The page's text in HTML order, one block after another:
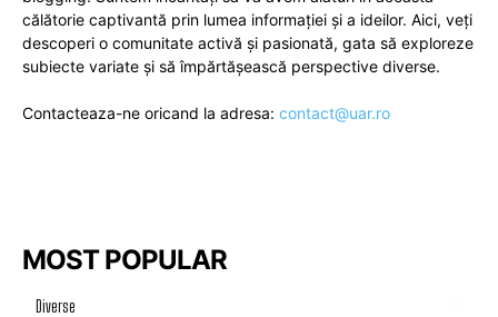
călătorie captivantă prin lumea informației și a ideilor. Aici, veți
descoperi o comunitate activă și pasionată, gata să exploreze
subiecte variate și să împărtășească perspective diverse.
Contacteaza-ne oricand la adresa: contact@uar.ro
MOST POPULAR
Diverse